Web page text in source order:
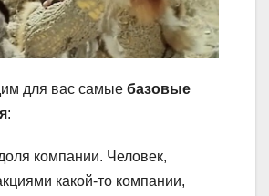
для вас самые базовые
:
компании. Человек,
какой-то компании,